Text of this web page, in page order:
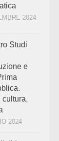
2024
Studi
e
cultura,
2024